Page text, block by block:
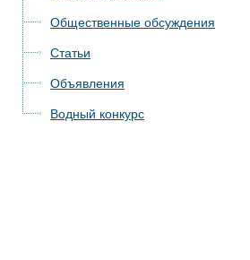
Общественные обсуждения
Статьи
Объявления
Водный конкурс